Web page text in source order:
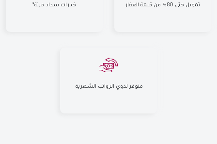
تمويل حتى 80% من قيمة العقار خيارات سداد مرنة*
متوفر لذوي الرواتب الشهرية